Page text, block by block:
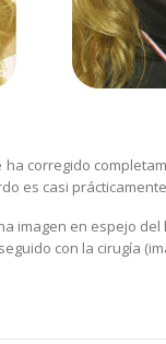
ha corregido
es casi
imagen en espejo
con la cirugía